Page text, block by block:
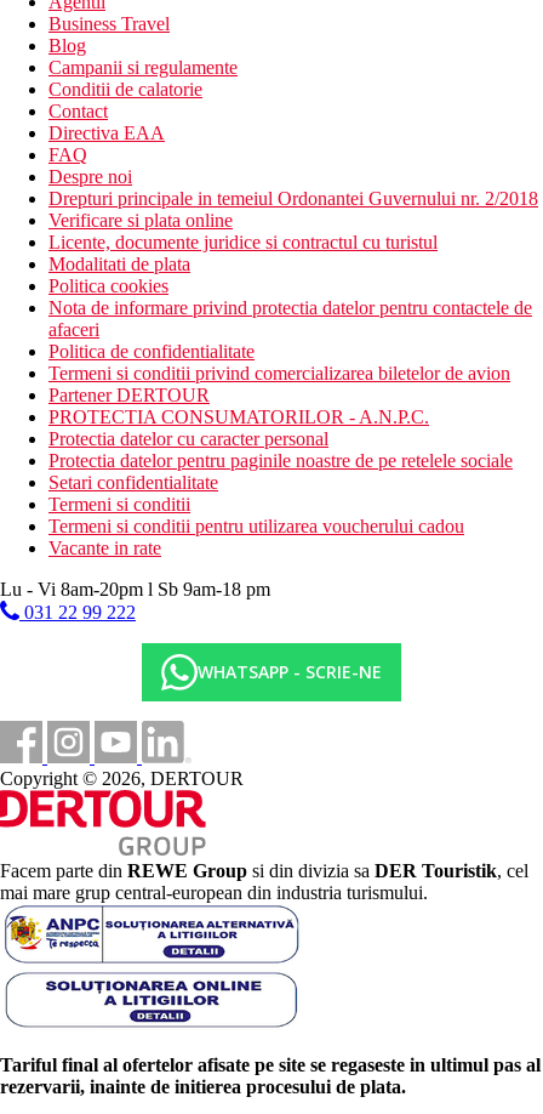
Business Travel
Blog
Campanii si regulamente
Conditii de calatorie
Contact
Directiva EAA
FAQ
Despre noi
Drepturi principale in temeiul Ordonantei Guvernului nr. 2/2018
Verificare si plata online
Licente, documente juridice si contractul cu turistul
Modalitati de plata
Politica cookies
Nota de informare privind protectia datelor pentru contactele de
afaceri
Politica de confidentialitate
Termeni si conditii privind comercializarea biletelor de avion
Partener DERTOUR
PROTECTIA CONSUMATORILOR - A.N.P.C.
Protectia datelor cu caracter personal
Protectia datelor pentru paginile noastre de pe retelele sociale
Setari confidentialitate
Termeni si conditii
Termeni si conditii pentru utilizarea voucherului cadou
Vacante in rate
Lu - Vi 8am-20pm l Sb 9am-18 pm
031 22 99 222
WHATSAPP - SCRIE-NE
Copyright © 2026, DERTOUR
Facem parte din REWE Group si din divizia sa DER Touristik, cel
mai mare grup central-european din industria turismului.
Tariful final al ofertelor afisate pe site se regaseste in ultimul pas al
rezervarii, inainte de initierea procesului de plata.